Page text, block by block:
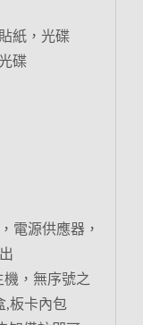
紙，光碟
碟
電源供應器，
，無序號之
,板卡內包